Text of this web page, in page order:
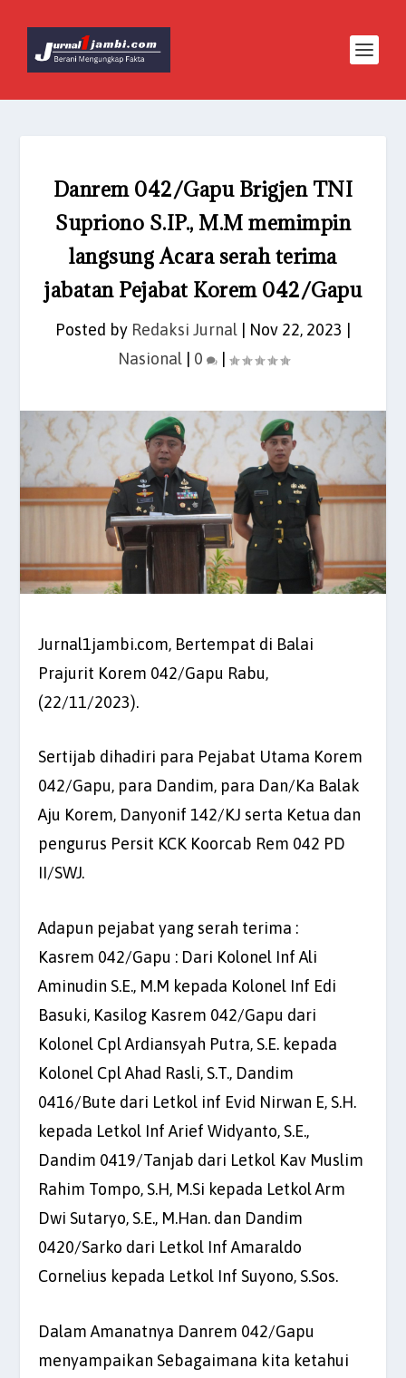
Danrem 042/Gapu Brigjen TNI
Supriono S.IP., M.M memimpin
langsung Acara serah terima
jabatan Pejabat Korem 042/Gapu
Posted by Redaksi Jurnal Nov 22, 2023
Nasional| 0 |
Jurnal1jambi.com, Bertempat di Balai
Prajurit Korem 042/Gapu Rabu,
(22/11/2023).
Sertijab dihadiri para Pejabat Utama Korem
042/Gapu, para Dandim, para Dan/Ka Balak
Aju Korem, Danyonif 142/KJ serta Ketua dan
pengurus Persit KCK Koorcab Rem 042 PD
II/SWJ.
Adapun pejabat yang serah terima :
Kasrem 042/Gapu : Dari Kolonel Inf Ali
Aminudin S.E., M.M kepada Kolonel Inf Edi
Basuki, Kasilog Kasrem 042/Gapu dari
Kolonel Cpl Ardiansyah Putra, S.E. kepada
Kolonel Cpl Ahad Rasli, S.T., Dandim
0416/Bute dari Letkol inf Evid Nirwan E, S.H.
kepada Letkol Inf Arief Widyanto, S.E.,
Dandim 0419/Tanjab dari Letkol Kav Muslim
Rahim Tompo, S.H, M.Si kepada Letkol Arm
Dwi Sutaryo, S.E., M.Han. dan Dandim
0420/Sarko dari Letkol Inf Amaraldo
Cornelius kepada Letkol Inf Suyono, S.Sos.
Dalam Amanatnya Danrem 042/Gapu
menyampaikan Sebagaimana kita ketahui